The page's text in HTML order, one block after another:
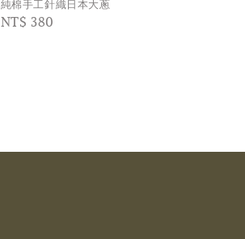
純棉手工針織日本大蔥
Regular
NT$ 380